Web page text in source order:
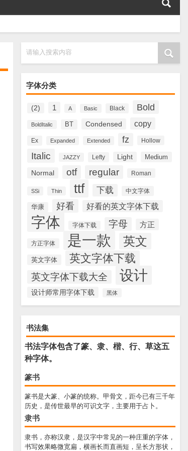
请输入搜索内容
字体分类
(2) 1 A Basic Black Bold
BoldItalic BT Condensed copy
Ex Expanded Extended fz Hollow
Italic JAZZY Lefty Light Medium
Normal otf regular Roman
SSi Thin ttf 下载 中文字体
华康 好看 好看的英文字体下载
字体 字体下载 字母 方正
方正字体 是一款 英文
英文字体 英文字体下载
英文字体下载大全 设计
设计师常用字体下载 黑体
书法集
书法字体包含了篆、隶、楷、行、草这五
种字体。
篆书
篆书是大篆、小篆的统称。甲骨文，距今已有三千年
历史，是传世最早的可识文字，主要用于占卜。
隶书
隶书，亦称汉隶，是汉字中常见的一种庄重的字体，
书写效果略微宽扁，横画长而直画短，呈长方形状，